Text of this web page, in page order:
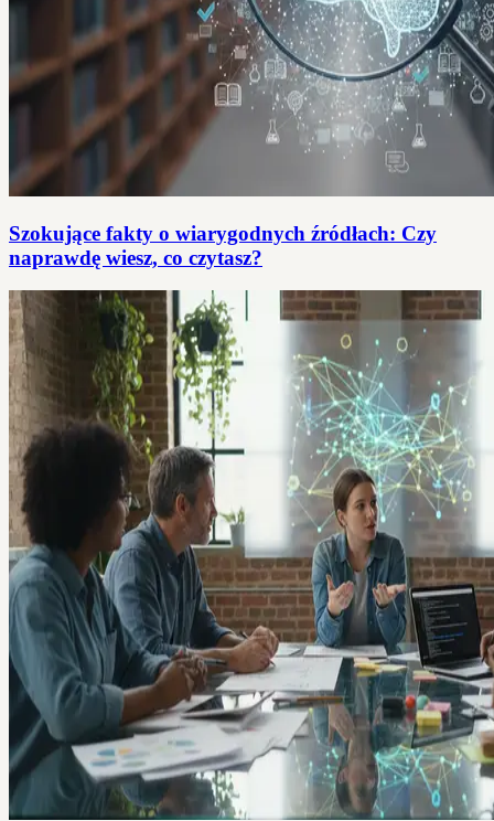
Szokujące fakty o wiarygodnych źródłach: Czy
naprawdę wiesz, co czytasz?